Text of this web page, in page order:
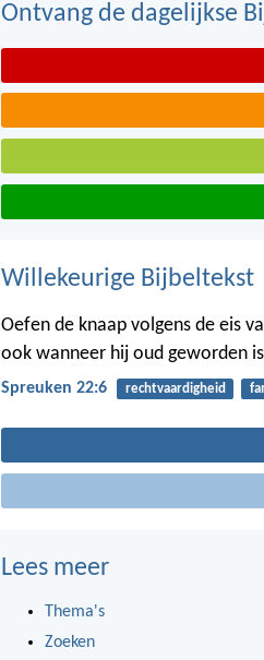
Ontvang de dagelijkse
Willekeurige Bijbeltekst
Oefen de knaap volgens de eis
ook wanneer hij oud geworden
Spreuken 22:6 rechtvaardigheid
Lees meer
Thema's
Zoeken